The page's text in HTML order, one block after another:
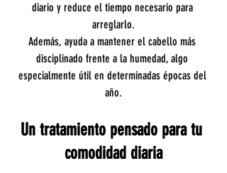
diario y reduce el tiempo necesario para
arreglarlo.
Además, ayuda a mantener el cabello más
disciplinado frente a la humedad, algo
especialmente útil en determinadas épocas del
año.
Un tratamiento pensado para tu
comodidad diaria